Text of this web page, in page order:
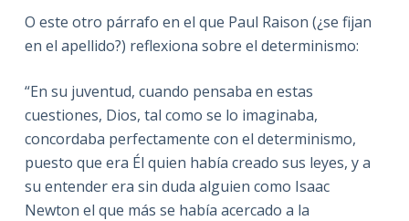
O este otro párrafo en el que Paul Raison (¿se fijan
en el apellido?) reflexiona sobre el determinismo:
“En su juventud, cuando pensaba en estas
cuestiones, Dios, tal como se lo imaginaba,
concordaba perfectamente con el determinismo,
puesto que era Él quien había creado sus leyes, y a
su entender era sin duda alguien como Isaac
Newton el que más se había acercado a la